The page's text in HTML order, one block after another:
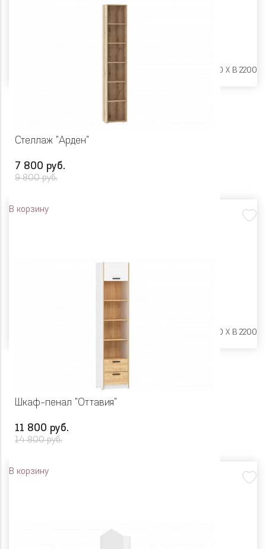
Ш 600 X Г 250 X В 2200
Стеллаж "Арден"
7 800 руб.
9 800 руб.
В корзину
Ш 400 X Г 250 X В 2200
Шкаф-пенал "Оттавия"
11 800 руб.
14 800 руб.
В корзину